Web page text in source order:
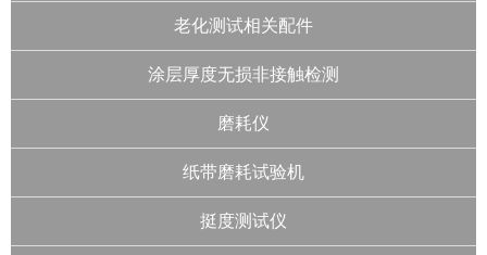
老化测试相关配件
涂层厚度无损非接触检测
磨耗仪
纸带磨耗试验机
挺度测试仪